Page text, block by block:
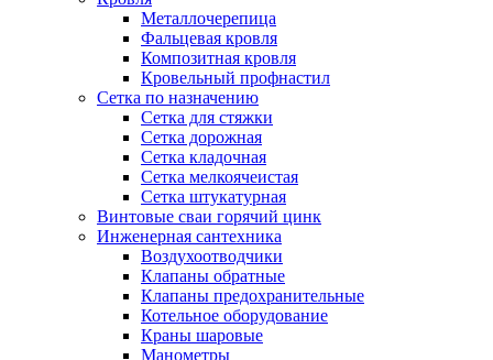
Металлочерепица
Фальцевая кровля
Композитная кровля
Кровельный профнастил
Сетка по назначению
Сетка для стяжки
Сетка дорожная
Сетка кладочная
Сетка мелкоячеистая
Сетка штукатурная
Винтовые сваи горячий цинк
Инженерная сантехника
Воздухоотводчики
Клапаны обратные
Клапаны предохранительные
Котельное оборудование
Краны шаровые
Манометры